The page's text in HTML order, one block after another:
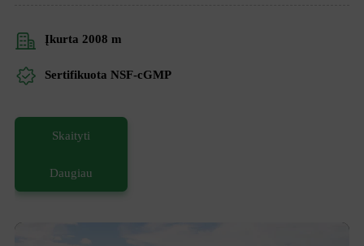
Įkurta 2008 m
Sertifikuota NSF-cGMP
Skaityti
Daugiau